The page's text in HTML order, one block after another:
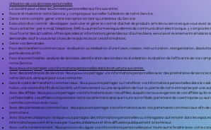
Utilisation de vos données personnelles
La Société peut utiliser les Données personnelles aux fins suivantes :
Fournir et maintenir notre Service, y compris pour surveiller l’utilisation de notre Service.
Gérer votre compte : gérer votre inscription en tant qu’utilisateur du Service.
Exécution d’un contrat : développer, exécuter et gérer le contrat d’achat de produits, articles ou services que vous avez
Vous contacter : par e-mail, téléphone, SMS ou autres formes équivalentes de communication électronique, y compris les
Vous fournir des actualités, offres spéciales et informations générales sur d’autres biens, services et événements similaires
demandés, sauf si vous avez choisi de ne pas recevoir ces informations.
Gérer vos demandes.
Pour des transferts commerciaux : évaluation ou réalisation d’une fusion, cession, restructuration, réorganisation,
partie de nos actifs.
Pour d’autres finalités : analyse de données, identification des tendances d’utilisation, évaluation de l’efficacité de nos
notre Service.
Nous pouvons partager vos informations personnelles dans les situations suivantes :
Avec des prestataires de services : Nous pouvons partager vos informations personnelles avec des prestataires de services
notre Service, ainsi que pour vous contacter.
Dans le cadre de transferts commerciaux : Nous pouvons partager ou transférer vos informations personnelles dans le
fusion, une vente d’actifs de la Société, un financement ou une acquisition de tout ou partie de notre entreprise par une
Avec des affiliés : Nous pouvons partager vos informations avec nos affiliés, auquel cas nous exigerons de ces affiliés qu’ils
confidentialité. Les affiliés comprennent notre société mère ainsi que toute autre filiale, partenaire de coentreprise ou
contrôle commun avec nous.
Avec des partenaires commerciaux : Nous pouvons partager vos informations avec nos partenaires commerciaux afin de
promotions.
Avec d’autres utilisateurs : lorsque vous partagez des informations personnelles ou interagissez autrement dans les
informations peuvent être vues par tous les utilisateurs et être diffusées publiquement à l’extérieur.
Avec votre consentement : Nous pouvons divulguer vos informations personnelles pour toute autre finalité avec votre